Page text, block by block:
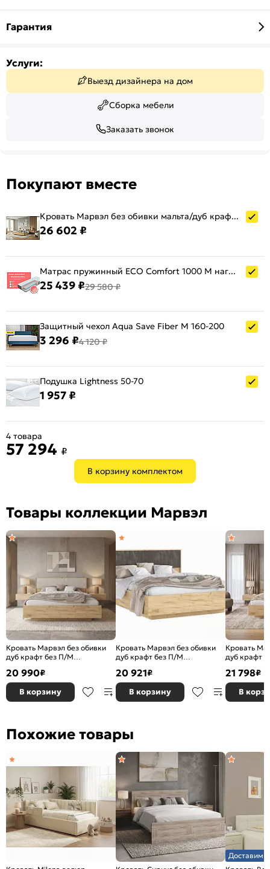
Гарантия
Услуги:
Выезд дизайнера на дом
Сборка мебели
Заказать звонок
Покупают вместе
Кровать Марвэл без обивки мальта/дуб крафт С П/М 1600x2000, ортопедическое основание, изголовье жесткое
26 602 ₽
Матрас пружинный ECO Comfort 1000 M нагрузка до 140 кг 1600x2000
25 439 ₽29 580 ₽
Защитный чехол Aqua Save Fiber M 160-200
3 296 ₽4 120 ₽
Подушка Lightness 50-70
1 957 ₽
В корзину комплектом
4 товара
57 294 ₽
Товары коллекции Марвэл
Кровать Марвэл без обивки
дуб крафт без П/М
основание, изголовье жесткое
20 990₽
В корзину
Кровать Марвэл без обивки
дуб крафт без П/М
основание, изголовье жесткое
20 921₽
В корзину
Кровать
дуб крафт
основание,
21 798₽
В
Похожие товары
Доставим